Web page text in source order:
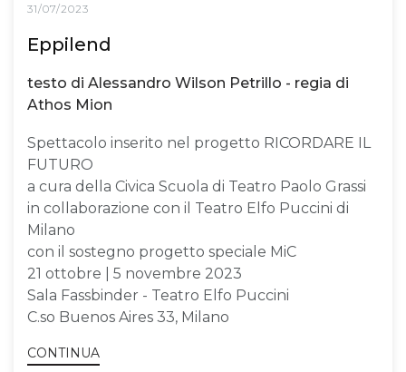
31/07/2023
Eppilend
testo di Alessandro Wilson Petrillo - regia di
Athos Mion
Spettacolo inserito nel progetto RICORDARE IL
FUTURO
a cura della Civica Scuola di Teatro Paolo Grassi
in collaborazione con il Teatro Elfo Puccini di
Milano
con il sostegno progetto speciale MiC
21 ottobre | 5 novembre 2023
Sala Fassbinder - Teatro Elfo Puccini
C.so Buenos Aires 33, Milano
CONTINUA